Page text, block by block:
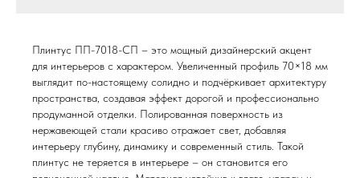
Плинтус ПП-7018-СП – это мощный дизайнерский акцент
для интерьеров с характером. Увеличенный профиль 70×18 мм
выглядит по-настоящему солидно и подчёркивает архитектуру
пространства, создавая эффект дорогой и профессионально
продуманной отделки. Полированная поверхность из
нержавеющей стали красиво отражает свет, добавляя
интерьеру глубину, динамику и современный стиль. Такой
плинтус не теряется в интерьере – он становится его